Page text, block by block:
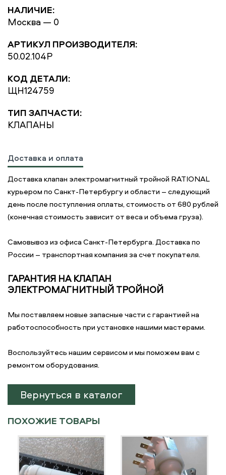
НАЛИЧИЕ:
Москва — 0
АРТИКУЛ ПРОИЗВОДИТЕЛЯ:
50.02.104P
КОД ДЕТАЛИ:
ЩН124759
ТИП ЗАПЧАСТИ:
КЛАПАНЫ
Доставка и оплата
Доставка клапан электромагнитный тройной RATIONAL
курьером по Санкт-Петербургу и области – следующий
день после поступления оплаты, стоимость от 680 рублей
(конечная стоимость зависит от веса и объема груза).
Самовывоз из офиса Санкт-Петербурга. Доставка по
России – транспортная компания за счет покупателя.
ГАРАНТИЯ НА КЛАПАН
ЭЛЕКТРОМАГНИТНЫЙ ТРОЙНОЙ
Мы поставляем новые запасные части с гарантией на
работоспособность при установке нашими мастерами.
Воспользуйтесь нашим сервисом и мы поможем вам с
ремонтом оборудования.
Вернуться в каталог
ПОХОЖИЕ ТОВАРЫ